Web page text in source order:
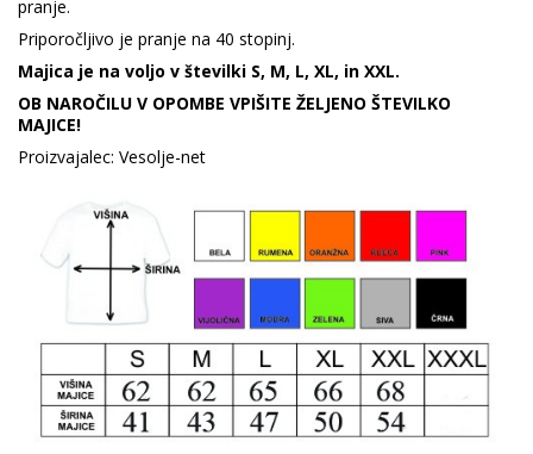
pranje.
Priporočljivo je pranje na 40 stopinj.
Majica je na voljo v številki S, M, L, XL, in XXL.
OB NAROČILU V OPOMBE VPIŠITE ŽELJENO ŠTEVILKO
MAJICE!
Proizvajalec: Vesolje-net